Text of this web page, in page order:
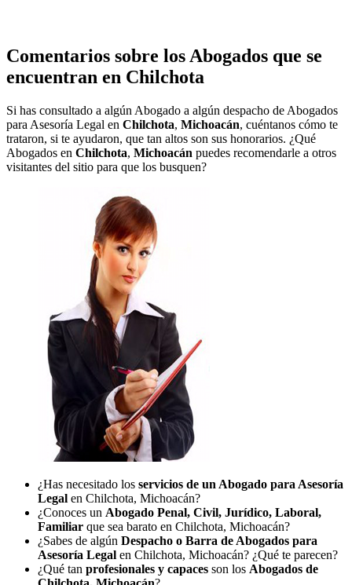
Comentarios sobre los Abogados que se
encuentran en Chilchota
Si has consultado a algún Abogado a algún despacho de Abogados
para Asesoría Legal en Chilchota, Michoacán, cuéntanos cómo te
trataron, si te ayudaron, que tan altos son sus honorarios. ¿Qué
Abogados en Chilchota, Michoacán puedes recomendarle a otros
visitantes del sitio para que los busquen?
¿Has necesitado los servicios de un Abogado para Asesoría
Legal en Chilchota, Michoacán?
¿Conoces un Abogado Penal, Civil, Jurídico, Laboral,
Familiar que sea barato en Chilchota, Michoacán?
¿Sabes de algún Despacho o Barra de Abogados para
Asesoría Legal en Chilchota, Michoacán? ¿Qué te parecen?
¿Qué tan profesionales y capaces son los Abogados de